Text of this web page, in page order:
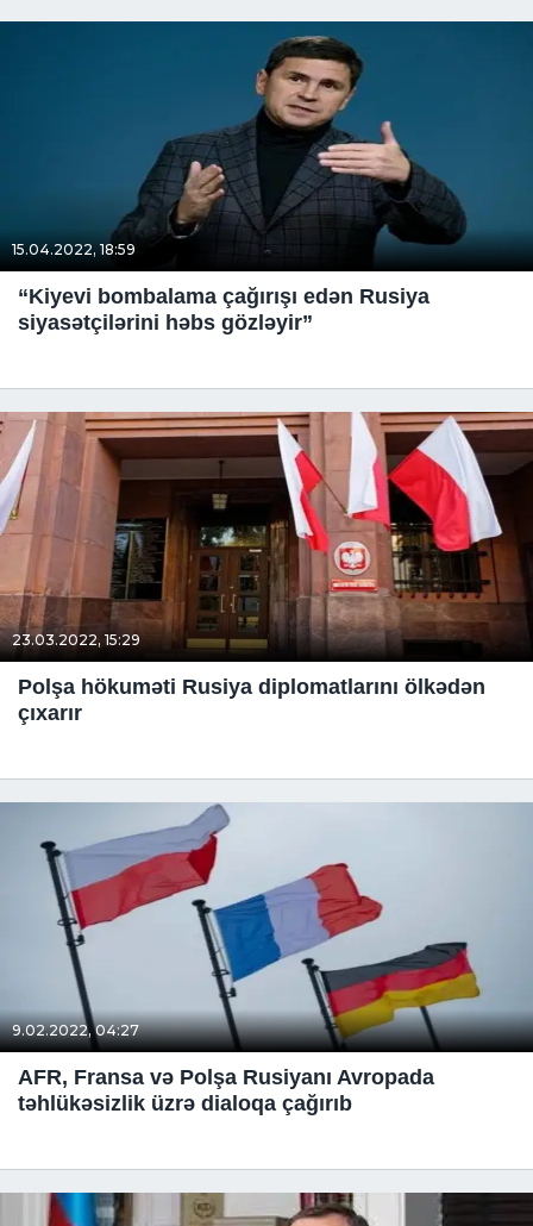
15.04.2022, 18:59
“Kiyevi bombalama çağırışı edən Rusiya
siyasətçilərini həbs gözləyir”
23.03.2022, 15:29
Polşa hökuməti Rusiya diplomatlarını ölkədən
çıxarır
9.02.2022, 04:27
AFR, Fransa və Polşa Rusiyanı Avropada
təhlükəsizlik üzrə dialoqa çağırıb